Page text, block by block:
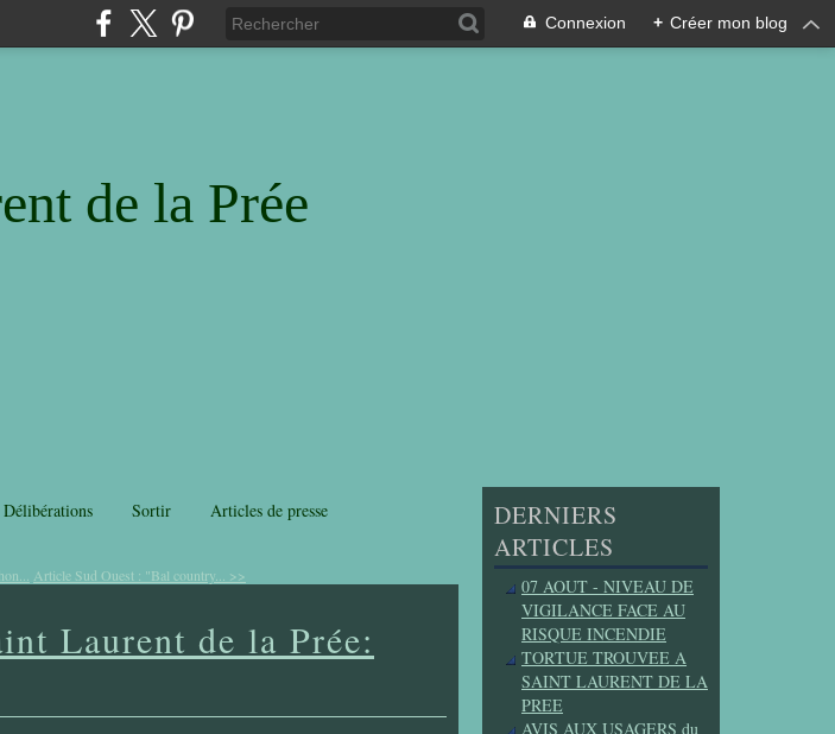
Connexion + Créer mon blog
de la Prée
Délibérations Sortir Articles de presse
Article Sud Ouest : "Bal country... >>
Laurent de la Prée:
DERNIERS
ARTICLES
07 AOUT - NIVEAU DE
VIGILANCE FACE AU
RISQUE INCENDIE
TORTUE TROUVEE A
SAINT LAURENT DE LA
PREE
AVIS AUX USAGERS du